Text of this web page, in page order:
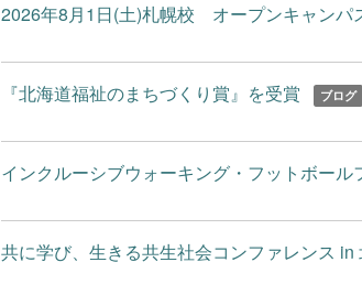
2026年8月1日(土)札幌校 オープンキャンパ
『北海道福祉のまちづくり賞』を受賞 ブログ
インクルーシブウォーキング・フットボール
共に学び、生きる共生社会コンファレンス in